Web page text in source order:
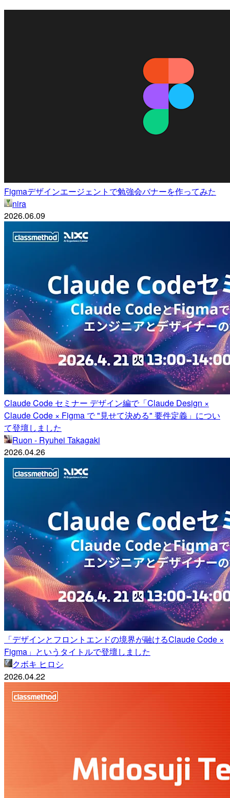
Figmaデザインエージェントで勉強会バナーを作ってみた
nira
2026.06.09
Claude Code セミナー デザイン編で「Claude Design ×
Claude Code × Figma で "見せて決める" 要件定義」につい
て登壇しました
Ruon - Ryuhei Takagaki
2026.04.26
「デザインとフロントエンドの境界が融けるClaude Code ×
Figma」というタイトルで登壇しました
クボキ ヒロシ
2026.04.22